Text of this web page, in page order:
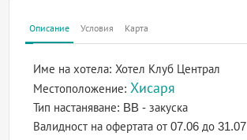
Описание Условия Карта
Име на хотела: Хотел Клуб Централ
Местоположение: Хисаря
Тип настаняване: BB - закуска
Валидност на офертатаот 07.06 до 31.07